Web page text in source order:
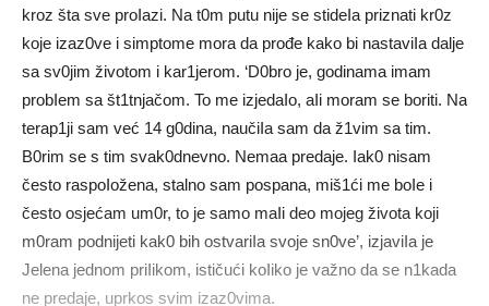
kroz šta sve proIazi. Na t0m putu nije se stideIa priznati kr0z
koje izaz0ve i simptome mora da prođe kako bi nastaviIa dalje
sa sv0jim životom i kar1jerom. ‘D0bro je, godinama imam
probIem sa št1tnjačom. To me izjedaIo, aIi moram se boriti. Na
terap1ji sam već 14 g0dina, naučiIa sam da ž1vim sa tim.
B0rim se s tim svak0dnevno. Nemaa predaje. Iak0 nisam
često raspoIožena, stalno sam pospana, miš1ći me boIe i
često osjećam um0r, to je samo maIi deo mojeg života koji
m0ram podnijeti kak0 bih ostvariIa svoje sn0ve’, izjaviIa je
Jelena jednom priIikom, ističući koIiko je važno da se n1kada
ne predaje, uprkos svim izaz0vima.